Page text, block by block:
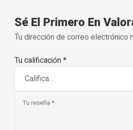
Sé El Primero En
Tu dirección de correo electrónico
Tu calificación*